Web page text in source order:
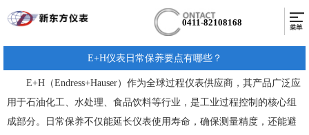
0411-82108168
E+H仪表日常保养要点有哪些？
E+H（Endress+Hauser）作为全球过程仪表供应商，其产品广泛应
用于石油化工、水处理、食品饮料等行业，是工业过程控制的核心组
成部分。日常保养不仅能延长仪表使用寿命，确保测量精度，还能避